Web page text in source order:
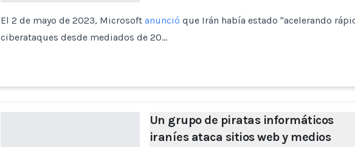
El 2 de mayo de 2023, Microsoft anunció que Irán había estado "acelerando
ciberataques desde mediados de 20…
Un grupo de piratas informáticos
iraníes ataca sitios web y medios